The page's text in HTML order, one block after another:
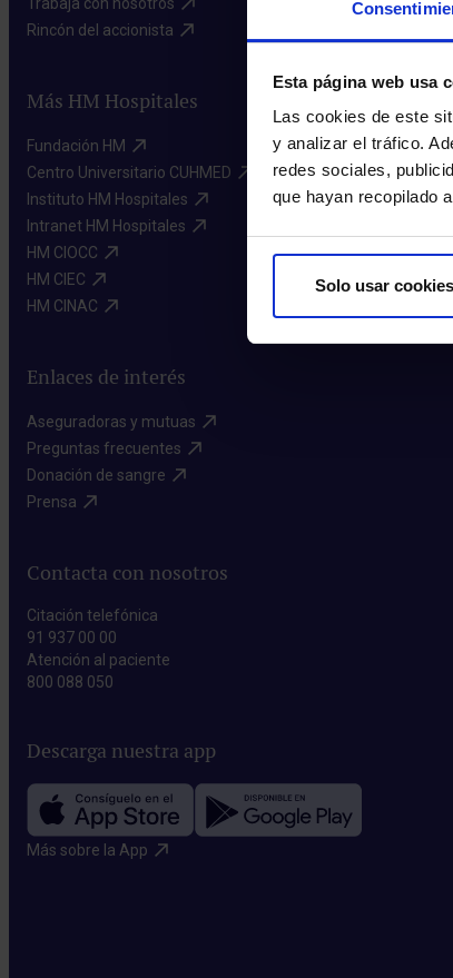
Esta página web usa
Las cookies de este
y analizar el tráfico.
redes sociales,
que hayan recopilado
Solo usar
Rincón del accionista​
Más HM Hospitales
Fundación HM​
Centro Universitario CUHMED​
Instituto HM Hospitales​
Intranet HM Hospitales​
HM CIOCC​
HM CIEC​
HM CINAC​
Enlaces de interés
Aseguradoras y mutuas​
Preguntas frecuentes​
Donación de sangre​
Prensa​
Contacta con nosotros
Citación telefónica
91 937 00 00
Atención al paciente
800 088 050
Descarga nuestra app
Más sobre la App​